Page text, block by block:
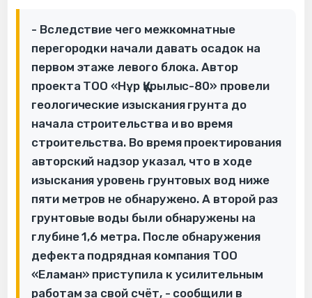
- Вследствие чего межкомнатные
перегородки начали давать осадок на
первом этаже левого блока. Автор
проекта ТОО «Нұр Құрылыс-80» провели
геологические изыскания грунта до
начала строительства и во время
строительства. Во время проектирования
авторский надзор указал, что в ходе
изыскания уровень грунтовых вод ниже
пяти метров не обнаружено. А второй раз
грунтовые воды были обнаружены на
глубине 1,6 метра. После обнаружения
дефекта подрядная компания ТОО
«Еламан» приступила к усилительным
работам за свой счёт, - сообщили в